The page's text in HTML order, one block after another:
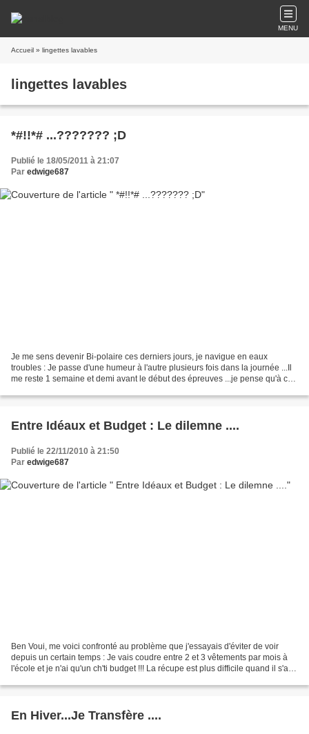
MENU
Accueil » lingettes lavables
lingettes lavables
*#!!*# ...??????? ;D
Publié le 18/05/2011 à 21:07
Par edwige687
Je me sens devenir Bi-polaire ces derniers jours, je navigue en eaux
troubles : Je passe d'une humeur à l'autre plusieurs fois dans la journée ...Il
me reste 1 semaine et demi avant le début des épreuves ...je pense qu'à ce
Entre Idéaux et Budget : Le dilemne ....
Publié le 22/11/2010 à 21:50
Par edwige687
Ben Voui, me voici confronté au problème que j'essayais d'éviter de voir
depuis un certain temps : Je vais coudre entre 2 et 3 vêtements par mois à
l'école et je n'ai qu'un ch'ti budget !!! La récupe est plus difficile quand il s'agit
En Hiver...Je Transfère ....